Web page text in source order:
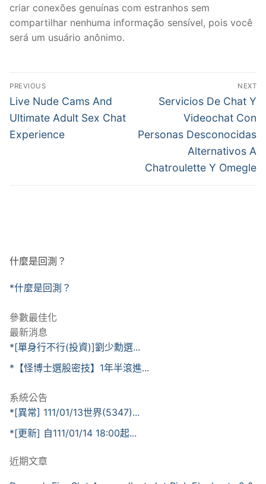
criar conexões genuínas com estranhos sem
compartilhar nenhuma informação sensível, pois você
será um usuário anônimo.
文
章
導
覽
PREVIOUS
Previous
post:
Live Nude Cams And
Ultimate Adult Sex Chat
Experience
NEXT
Next
Servicios De Chat Y
Videochat Con
Personas Desconocidas
Alternativos A
Chatroulette Y Omegle
什麼是回測？
*什麼是回測？
參數最佳化
最新消息
*[單身行不行(投資)]劉少勳選...
*【怪博士選股密技】1年半滾進...
系統公告
*[異常] 111/01/13世界(5347)...
*[更新] 自111/01/14 18:00起...
近期文章